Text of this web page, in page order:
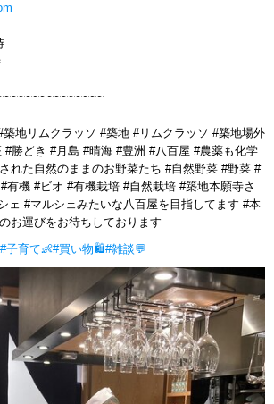
地リムクラッソ #築地 #リムクラッソ #築地場外
#勝どき #月島 #晴海 #豊洲 #八百屋 #農薬も化学
れた自然のままのお野菜たち #自然野菜 #野菜 #
有機 #ビオ #有機栽培 #自然栽培 #築地本願寺さ
ェ #マルシェみたいな八百屋を目指してます #本
お運びをお待ちしております
#子育て👶#買い物🛍#雑談💬